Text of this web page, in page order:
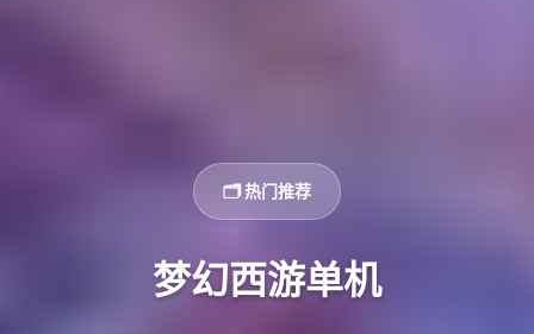
🗂️ 热门推荐
梦幻西游单机